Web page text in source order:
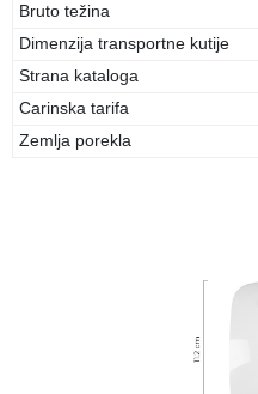
Bruto težina
Dimenzija transportne kutije
Strana kataloga
Carinska tarifa
Zemlja porekla